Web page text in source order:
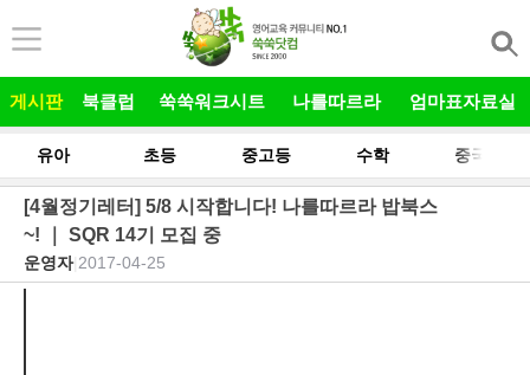
게시판 북클럽 쑥쑥워크시트 나를따르라 엄마표자료실
유아 초등 중고등 수학 중국어
[4월정기레터] 5/8 시작합니다! 나를따르라 밥북스
~! ｜ SQR 14기 모집 중
운영자| 2017-04-25